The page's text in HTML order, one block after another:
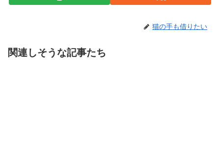
猫の手も借りたい
関連しそうな記事たち